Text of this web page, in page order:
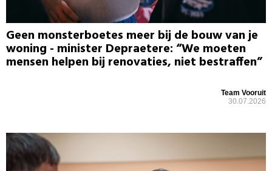
Geen monsterboetes meer bij de bouw van je
woning - minister Depraetere: “We moeten
mensen helpen bij renovaties, niet bestraffen”
Team Vooruit
30.07.2026